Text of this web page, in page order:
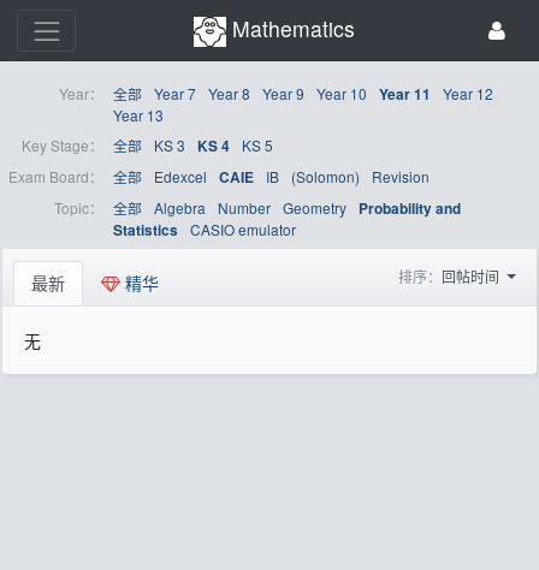
Mathematics
Year： 全部 Year 7 Year 8 Year 9 Year 10 Year 11
Year 12
Year 13
Key Stage：
全部 KS 3 KS 4
KS 5
Exam Board：
全部 Edexcel CAIE IB (Solomon)
Revision
Topic：
全部 Algebra Number Geometry
Probability and
Statistics
CASIO emulator
最新 精华 排序： 回帖时间
无